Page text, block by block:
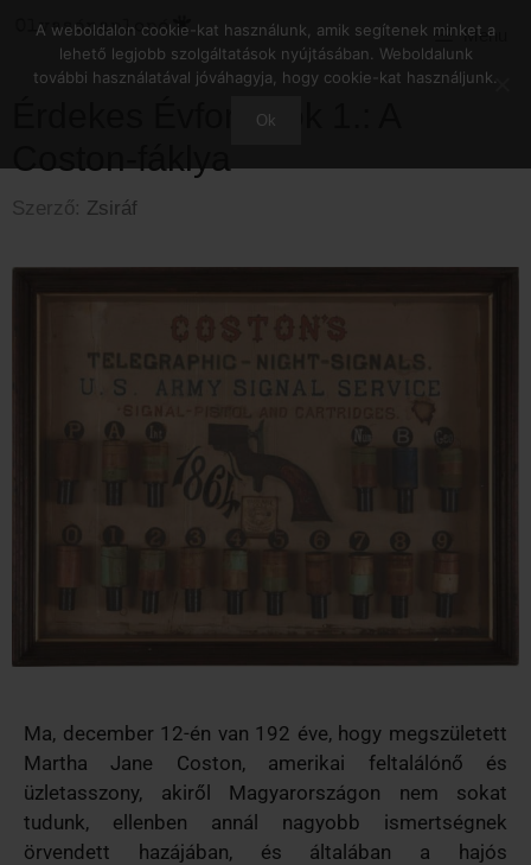
Menu
Érdekes Évfordulók 1.: A
Coston-fáklya
Szerző: Zsiráf
Ma, december 12-én van 192 éve, hogy megszületett
Martha Jane Coston, amerikai feltalálónő és
üzletasszony, akiről Magyarországon nem sokat
tudunk, ellenben annál nagyobb ismertségnek
örvendett hazájában, és általában a hajós
A weboldalon cookie-kat használunk, amik segítenek minket a
lehető legjobb szolgáltatások nyújtásában. Weboldalunk
további használatával jóváhagyja, hogy cookie-kat használjunk.
Ok